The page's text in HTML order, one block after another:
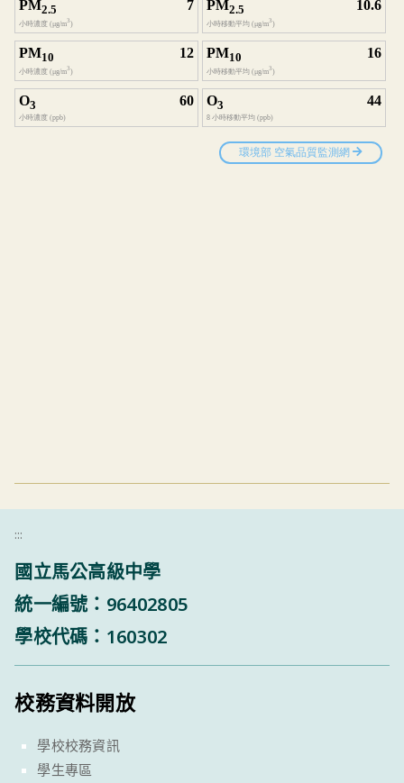
:::
國立馬公高級中學
統一編號：96402805
學校代碼：160302
校務資料開放
學校校務資訊
學生專區